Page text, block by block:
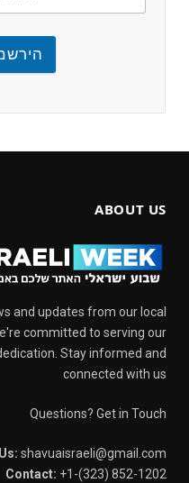
ABOUT US
and updates from our local
committed to serving our
Stay informed and
connected with us
Questions? Get in Touch
shavuaisraeli@gmail.com
Contact: +1-(323) 852-1202